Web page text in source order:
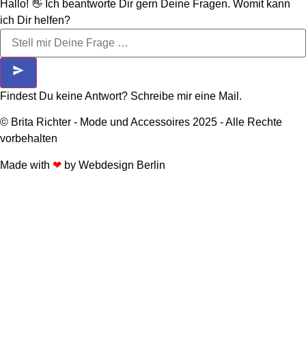
Hallo! 👋 Ich beantworte Dir gern Deine Fragen. Womit kann
ich Dir helfen?
Findest Du keine Antwort? Schreibe mir eine Mail.
© Brita Richter - Mode und Accessoires 2025 - Alle Rechte
vorbehalten
Made with ❤ by Webdesign Berlin